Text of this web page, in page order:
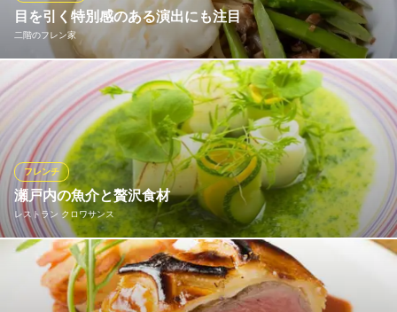
目を引く特別感のある演出にも注目
二階のフレン家
高級なイメージのあるフレンチを肩ひじ張らずにフランスの下町
レストランのようにお楽しみ頂けます。
二階のフレン家
カジュアルフレンチ
ＪＲ岡山駅 徒歩10分
岡山県岡山市北区表町1-11-1 中之町第一ビル2F
瀬戸内の魚介と贅沢食材
レストラン クロワサンス
フレンチ
信頼する生産者から託された食材と、料理人は常に対話しその魅
力を皿の上に表現し、レストランはその恵みをお客様と共有し謳
歌する場所であると思っております。当店ならではの一皿をどう